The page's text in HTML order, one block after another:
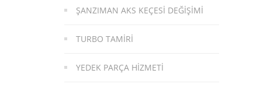
ŞANZIMAN AKS KEÇESI DEĞIŞIMI
TURBO TAMIRI
YEDEK PARÇA HIZMETI